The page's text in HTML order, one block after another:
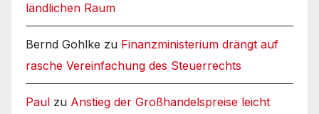
ländlichen Raum
Bernd Gohlke zu Finanzministerium drängt auf
rasche Vereinfachung des Steuerrechts
Paul zu Anstieg der Großhandelspreise leicht